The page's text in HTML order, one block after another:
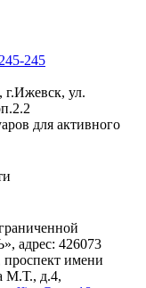
245
г.Ижевск, ул.
для активного
адрес: 426073
проспект имени
М.Т., д.4,